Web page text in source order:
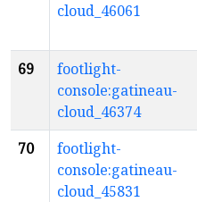
cloud_46061
69
footlight-
console:gatineau-
cloud_46374
70
footlight-
console:gatineau-
cloud_45831